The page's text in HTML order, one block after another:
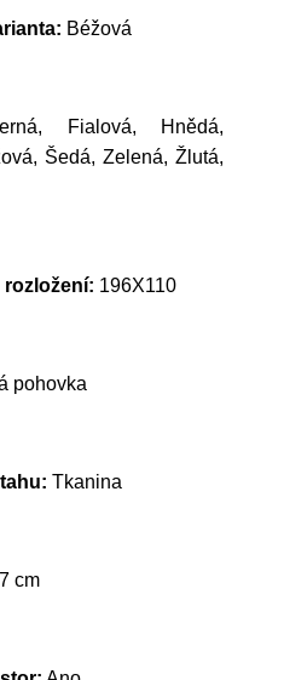
Béžová
Fialová, Hnědá,
Šedá, Zelená, Žlutá,
rozložení: 196X110
pohovka
Tkanina
cm